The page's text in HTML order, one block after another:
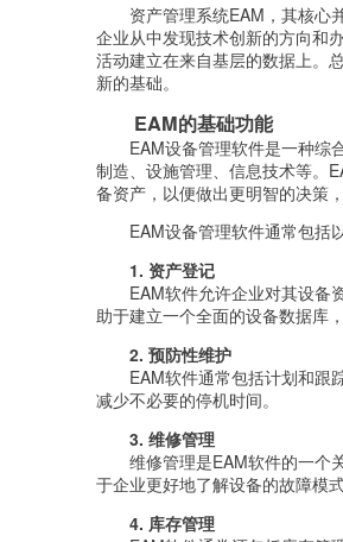
资产管理系统EAM，其核心
企业从中发现技术创新的方向和
活动建立在来自基层的数据上。
新的基础。
EAM的基础功能
EAM设备管理软件是一种综
制造、设施管理、信息技术等。
备资产，以便做出更明智的决策
EAM设备管理软件通常包括
1. 资产登记
EAM软件允许企业对其设备
助于建立一个全面的设备数据库
2. 预防性维护
EAM软件通常包括计划和跟
减少不必要的停机时间。
3. 维修管理
维修管理是EAM软件的一个
于企业更好地了解设备的故障模
4. 库存管理